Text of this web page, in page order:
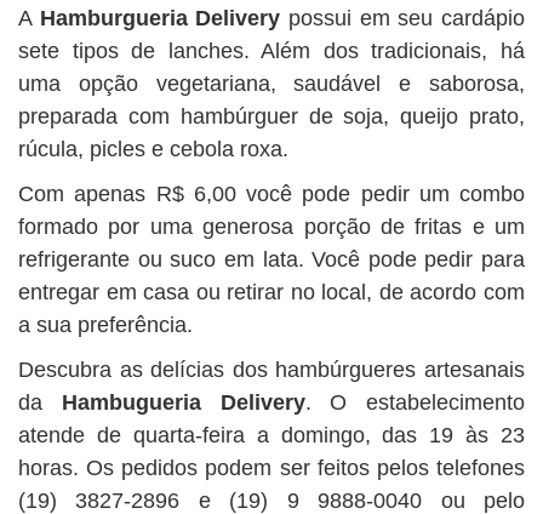
A Hamburgueria Delivery possui em seu cardápio
sete tipos de lanches. Além dos tradicionais, há
uma opção vegetariana, saudável e saborosa,
preparada com hambúrguer de soja, queijo prato,
rúcula, picles e cebola roxa.
Com apenas R$ 6,00 você pode pedir um combo
formado por uma generosa porção de fritas e um
refrigerante ou suco em lata. Você pode pedir para
entregar em casa ou retirar no local, de acordo com
a sua preferência.
Descubra as delícias dos hambúrgueres artesanais
da Hambugueria Delivery. O estabelecimento
atende de quarta-feira a domingo, das 19 às 23
horas. Os pedidos podem ser feitos pelos telefones
(19) 3827-2896 e (19) 9 9888-0040 ou pelo